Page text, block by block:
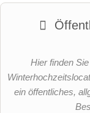
Hier finden
ein öffentliches,